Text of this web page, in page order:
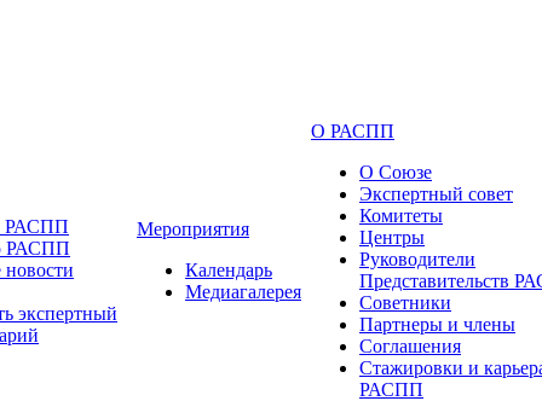
РАСПП
РАСПП
экспертный
Мероприятия
Календарь
Медиагалерея
О РАСПП
О Союзе
Экспертный совет
Комитеты
Центры
Руководители
Представительств
Советники
Партнеры и члены
Соглашения
Стажировки и
РАСПП